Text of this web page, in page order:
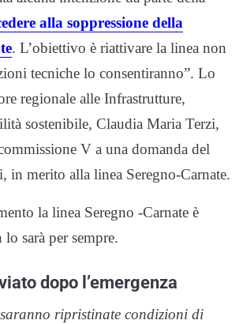
alla soppressione della
. L’obiettivo è riattivare la linea non
tecniche lo consentiranno”. Lo
regionale alle Infrastrutture,
sostenibile, Claudia Maria Terzi,
V a una domanda del
in merito alla linea Seregno-Carnate.
la linea Seregno -Carnate è
lo sarà per sempre.
dopo l’emergenza
ripristinate condizioni di